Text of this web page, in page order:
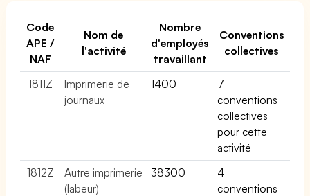
Code
APE /
NAF
Nom de
l'activité
Nombre
d'employés
travaillant
Conventions
collectives
1811Z
Imprimerie de
journaux
1400
7
conventions
collectives
pour cette
activité
1812Z
Autre imprimerie
(labeur)
38300
4
conventions